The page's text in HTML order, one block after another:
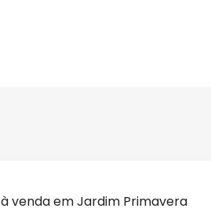
à venda em Jardim Primavera